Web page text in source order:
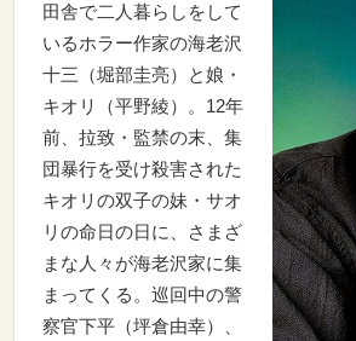
田舎で二人暮らしをして
いるホラー作家の海老沢
十三（堀部圭亮）と娘・
キオリ（平野綾）。12年
前、拉致・監禁の末、集
団暴行を受け殺害された
キオリの双子の妹・サオ
リの命日の日に、さまざ
まな人々が海老沢家に集
まってくる。巡回中の警
察官下平（坪倉由幸）、